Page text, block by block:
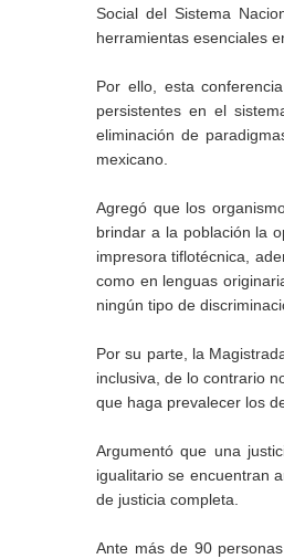
Social del Sistema
herramientas esenciales
Por ello, esta
persistentes en el
eliminación de
mexicano.
Agregó que los
brindar a la población la
impresora tiflotécnica,
como en lenguas
ningún tipo de
Por su parte, la
inclusiva, de lo contrario
que haga prevalecer los
Argumentó que una
igualitario se encuentran
de justicia completa.
Ante más de 90